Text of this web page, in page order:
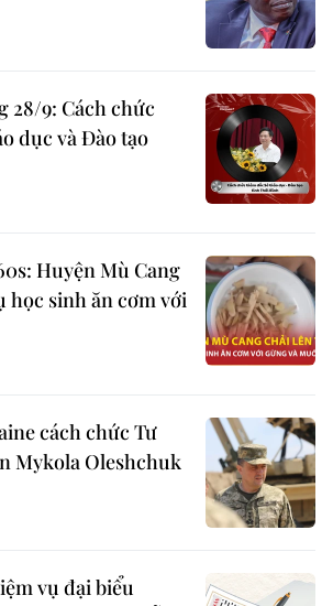
28/9: Cách chức
dục và Đào tạo
Huyện Mù Cang
học sinh ăn cơm với
cách chức Tư
Mykola Oleshchuk
vụ đại biểu